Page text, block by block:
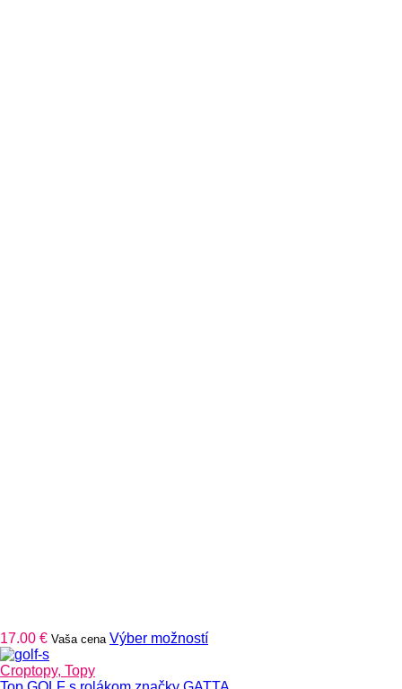
17.00 € Vaša cena Výber možnostíTento
viacero
Croptopy, Topy